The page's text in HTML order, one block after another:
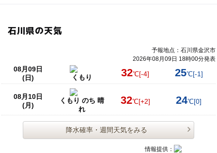
石川県の天気
予報地点：石川県金沢市
2026年08月09日 18時00分発表
08月09日
(日)
くもり 32℃[-4] 25℃[-1]
08月10日
(月)
くもり のち 晴
れ
32℃[+2] 24℃[0]
降水確率・週間天気をみる
情報提供：